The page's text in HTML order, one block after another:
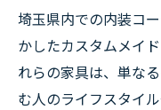
埼玉県内での内装コ
かしたカスタムメイ
れらの家具は、単な
む人のライフスタイ